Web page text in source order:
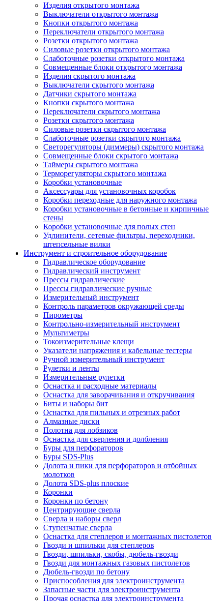
Изделия открытого монтажа
Выключатели открытого монтажа
Кнопки открытого монтажа
Переключатели открытого монтажа
Розетки открытого монтажа
Силовые розетки открытого монтажа
Слаботочные розетки открытого монтажа
Совмещенные блоки открытого монтажа
Изделия скрытого монтажа
Выключатели скрытого монтажа
Датчики скрытого монтажа
Кнопки скрытого монтажа
Переключатели скрытого монтажа
Розетки скрытого монтажа
Силовые розетки скрытого монтажа
Слаботочные розетки скрытого монтажа
Светорегуляторы (диммеры) скрытого монтажа
Совмещенные блоки скрытого монтажа
Таймеры скрытого монтажа
Терморегуляторы скрытого монтажа
Коробки установочные
Аксессуары для установочных коробок
Коробки переходные для наружного монтажа
Коробки установочные в бетонные и кирпичные
стены
Коробки установочные для полых стен
Удлинители, сетевые фильтры, переходники,
штепсельные вилки
Инструмент и строительное оборудование
Гидравлическое оборудование
Гидравлический инструмент
Прессы гидравлические
Прессы гидравлические ручные
Измерительный инструмент
Контроль параметров окружающей среды
Пирометры
Контрольно-измерительный инструмент
Мультиметры
Токоизмерительные клещи
Указатели напряжения и кабельные тестеры
Ручной измерительный инструмент
Рулетки и ленты
Измерительные рулетки
Оснастка и расходные материалы
Оснастка для заворачивания и откручивания
Биты и наборы бит
Оснастка для пильных и отрезных работ
Алмазные диски
Полотна для лобзиков
Оснастка для сверления и долбления
Буры для перфораторов
Буры SDS-Plus
Долота и пики для перфораторов и отбойных
молотков
Долота SDS-plus плоские
Коронки
Коронки по бетону
Центрирующие сверла
Сверла и наборы сверл
Ступенчатые сверла
Оснастка для степлеров и монтажных пистолетов
Гвозди и шпильки для степлеров
Гвозди, шпильки, скобы, дюбель-гвозди
Гвозди для монтажных газовых пистолетов
Дюбель-гвозди по бетону
Приспособления для электроинструмента
Запасные части для электроинструмента
Прочая оснастка для электроинструмента